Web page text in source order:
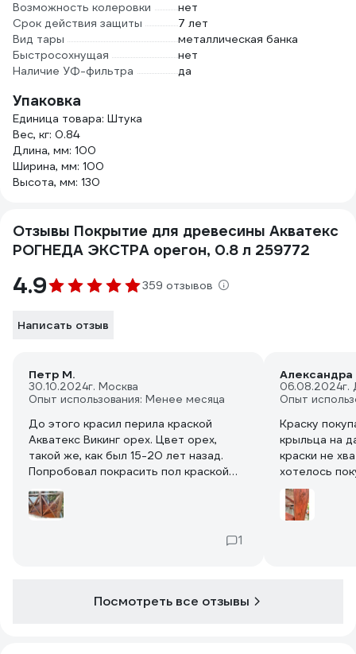
Возможность колеровки
нет
Срок действия защиты
7 лет
Вид тары
металлическая банка
Быстросохнущая
нет
Наличие УФ-фильтра
да
Упаковка
Единица товара: Штука
Вес, кг: 0.84
Длина, мм: 100
Ширина, мм: 100
Высота, мм: 130
Отзывы Покрытие для древесины Акватекс
РОГНЕДА ЭКСТРА орегон, 0.8 л 259772
4.9 359 отзывов
Написать отзыв
Петр М.
30.10.2024г. Москва
Опыт использования: Менее месяца
До этого красил перила краской
Акватекс Викинг орех. Цвет орех,
такой же, как был 15-20 лет назад.
Попробовал покрасить пол краской
орех 2 в 1. Получился желтый
поносный цвет. Перекрасил Экстрой.
Ближе к ореху, но не совсем то. Из
переписки с фирмой понял, что цвета
окончательно.
1
Александра
06.08.2024г.
Опыт
Краску
крыльца на
краски не
хотелось
Краску
очищенную
старого
Посмотреть все отзывы